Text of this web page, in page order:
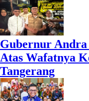
Gubernur Andra
Atas Wafatnya
Tangerang